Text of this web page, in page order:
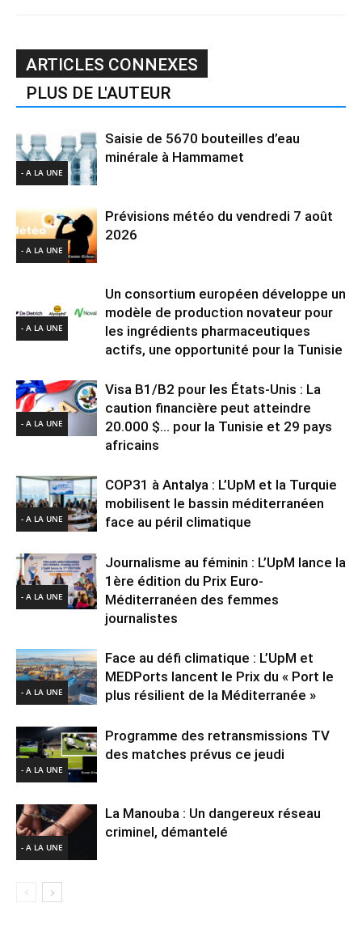
ARTICLES CONNEXES
PLUS DE L'AUTEUR
- A LA UNE
Saisie de 5670 bouteilles d’eau
minérale à Hammamet
- A LA UNE
Prévisions météo du vendredi 7 août
2026
- A LA UNE
Un consortium européen développe un
modèle de production novateur pour
les ingrédients pharmaceutiques
actifs, une opportunité pour la Tunisie
- A LA UNE
Visa B1/B2 pour les États-Unis : La
caution financière peut atteindre
20.000 $… pour la Tunisie et 29 pays
africains
- A LA UNE
COP31 à Antalya : L’UpM et la Turquie
mobilisent le bassin méditerranéen
face au péril climatique
- A LA UNE
Journalisme au féminin : L’UpM lance la
1ère édition du Prix Euro-
Méditerranéen des femmes
journalistes
- A LA UNE
Face au défi climatique : L’UpM et
MEDPorts lancent le Prix du « Port le
plus résilient de la Méditerranée »
- A LA UNE
Programme des retransmissions TV
des matches prévus ce jeudi
- A LA UNE
La Manouba : Un dangereux réseau
criminel, démantelé